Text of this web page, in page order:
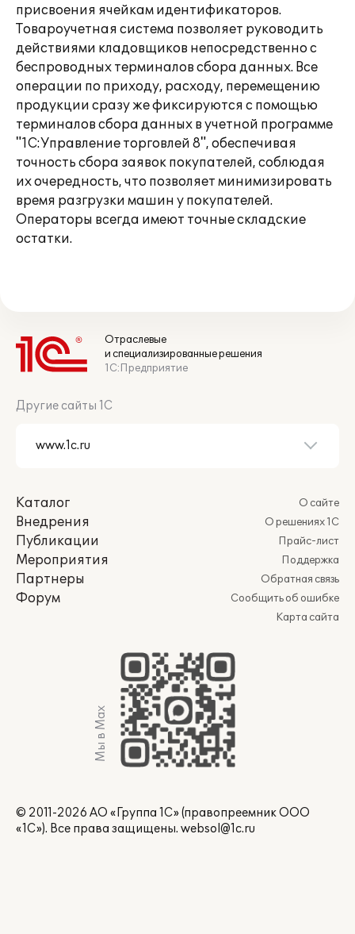
присвоения ячейкам идентификаторов.
Товароучетная система позволяет руководить
действиями кладовщиков непосредственно с
беспроводных терминалов сбора данных. Все
операции по приходу, расходу, перемещению
продукции сразу же фиксируются с помощью
терминалов сбора данных в учетной программе
"1С:Управление торговлей 8", обеспечивая
точность сбора заявок покупателей, соблюдая
их очередность, что позволяет минимизировать
время разгрузки машин у покупателей.
Операторы всегда имеют точные складские
остатки.
Отраслевые
и специализированные решения
1С:Предприятие
Другие сайты 1С
Каталог
Внедрения
Публикации
Мероприятия
Партнеры
Форум
О сайте
О решениях 1С
Прайс-лист
Поддержка
Обратная связь
Сообщить об ошибке
Карта сайта
Мы в Max
© 2011-2026 АО «Группа 1С» (правопреемник ООО
«1С»). Все права защищены. websol@1c.ru